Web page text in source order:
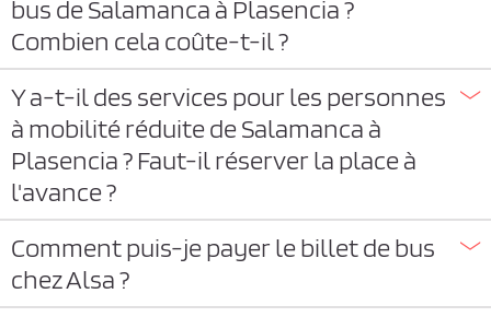
bus de Salamanca à Plasencia ?
Combien cela coûte-t-il ?
Y a-t-il des services pour les personnes
à mobilité réduite de Salamanca à
Plasencia ? Faut-il réserver la place à
l'avance ?
Comment puis-je payer le billet de bus
chez Alsa ?